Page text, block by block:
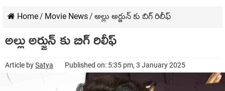
Home/ Movie News/ అల్లు అర్జున్ కు బిగ్ రిలీఫ్
అల్లు అర్జున్ కు బిగ్ రిలీఫ్
Article bySatya Published on: 5:35 pm, 3 January 2025